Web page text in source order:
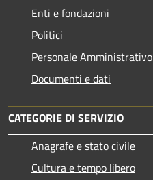
Enti e fondazioni
Politici
Personale Amministrativo
Documenti e dati
CATEGORIE DI SERVIZIO
Anagrafe e stato civile
Cultura e tempo libero